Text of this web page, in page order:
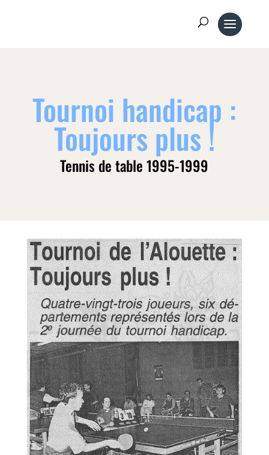
Tournoi handicap :
Toujours plus !
Tennis de table 1995-1999